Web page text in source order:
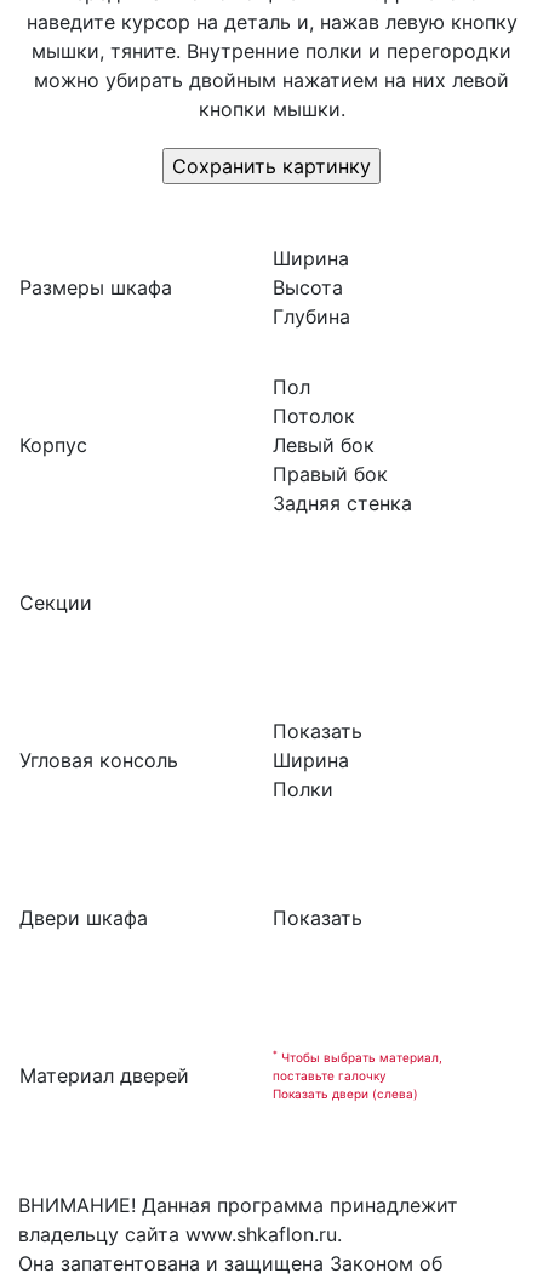
наведите курсор на деталь и, нажав левую кнопку
мышки, тяните. Внутренние полки и перегородки
можно убирать двойным нажатием на них левой
кнопки мышки.
Размеры шкафа
Корпус
Секции
Угловая консоль
Двери шкафа
Материал дверей
Ширина
Высота
Глубина
Пол
Потолок
Левый бок
Правый бок
Задняя стенка
Показать
Ширина
Полки
Показать
* Чтобы выбрать материал,
поставьте галочку
Показать двери (слева)
ВНИМАНИЕ! Данная программа принадлежит
владельцу сайта www.shkaflon.ru.
Она запатентована и защищена Законом об